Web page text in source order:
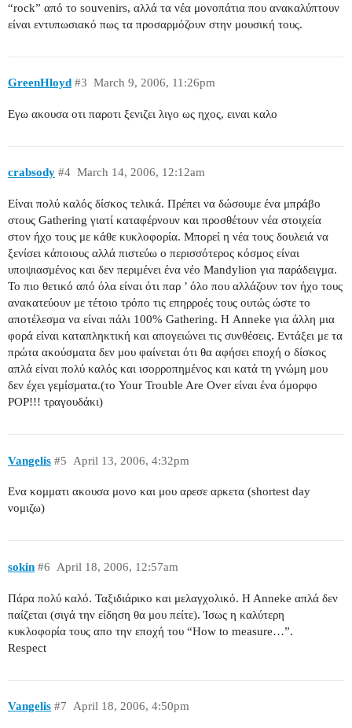
“rock” από το souvenirs, αλλά τα νέα μονοπάτια που ανακαλύπτουν
είναι εντυπωσιακό πως τα προσαρμόζουν στην μουσική τους.
GreenHloyd March 9, 2006, 11:26pm
#3
Eγω ακουσα οτι παροτι ξενιζει λιγο ως ηχος, ειναι καλο
crabsody March 14, 2006, 12:12am
#4
Είναι πολύ καλός δίσκος τελικά. Πρέπει να δώσουμε ένα μπράβο
στους Gathering γιατί καταφέρνουν και προσθέτουν νέα στοιχεία
στον ήχο τους με κάθε κυκλοφορία. Μπορεί η νέα τους δουλειά να
ξενίσει κάποιους αλλά πιστεύω ο περισσότερος κόσμος είναι
υποψιασμένος και δεν περιμένει ένα νέο Mandylion για παράδειγμα.
Το πιο θετικό από όλα είναι ότι παρ ’ όλο που αλλάζουν τον ήχο τους
ανακατεύουν με τέτοιο τρόπο τις επηρροές τους ουτώς ώστε το
αποτέλεσμα να είναι πάλι 100% Gathering. Η Anneke για άλλη μια
φορά είναι καταπληκτική και απογειώνει τις συνθέσεις. Εντάξει με τα
πρώτα ακούσματα δεν μου φαίνεται ότι θα αφήσει εποχή ο δίσκος
απλά είναι πολύ καλός και ισορροπημένος και κατά τη γνώμη μου
δεν έχει γεμίσματα.(το Your Trouble Are Over είναι ένα όμορφο
POP!!! τραγουδάκι)
Vangelis April 13, 2006, 4:32pm
#5
Ενα κομματι ακουσα μονο και μου αρεσε αρκετα (shortest day
νομιζω)
sokin April 18, 2006, 12:57am
#6
Πάρα πολύ καλό. Ταξιδιάρικο και μελαγχολικό. H Anneke απλά δεν
παίζεται (σιγά την είδηση θα μου πείτε). Ίσως η καλύτερη
κυκλοφορία τους απο την εποχή του “How to measure…”.
Respect
Vangelis April 18, 2006, 4:50pm
#7